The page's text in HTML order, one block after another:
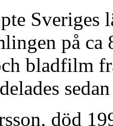
Sveriges
på ca
bladfilm
död